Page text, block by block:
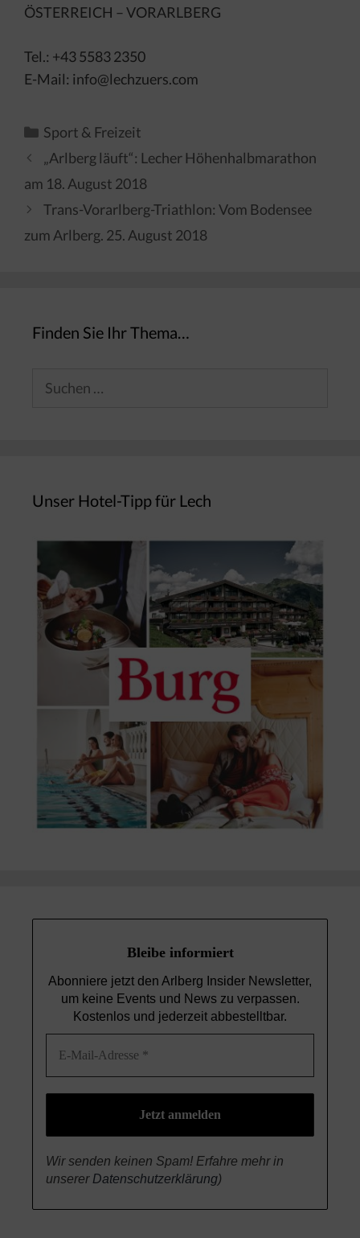
ÖSTERREICH – VORARLBERG
Tel.: +43 5583 2350
E-Mail: info@lechzuers.com
Kategorien
Sport & Freizeit
„Arlberg läuft“: Lecher Höhenhalbmarathon
am 18. August 2018
Trans-Vorarlberg-Triathlon: Vom Bodensee
zum Arlberg. 25. August 2018
Finden Sie Ihr Thema…
Unser Hotel-Tipp für Lech
Bleibe informiert
Abonniere jetzt den Arlberg Insider Newsletter,
um keine Events und Newszu verpassen.
Kostenlos und jederzeit abbestelltbar.
Wir senden keinen Spam! Erfahre mehr in
unserer Datenschutzerklärung)